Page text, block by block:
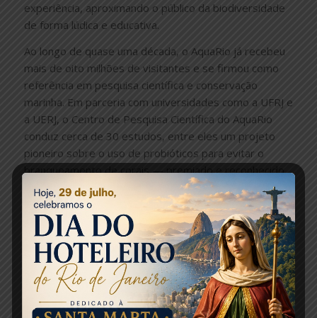
experiência, aproximando o público da biodiversidade
de forma lúdica e educativa.
Ao longo de quase uma década, o AquaRio já recebeu
mais de oito milhões de visitantes e se firmou como
referência em pesquisa científica e conservação
marinha. Em parceria com universidades como a UFRJ e
a UERJ, o Centro de Pesquisa Científica do AquaRio
conduz cerca de 30 estudos, entre eles um projeto
pioneiro sobre o uso de probióticos para evitar o
branqueamento de corais — premiado e reconhecido
internacionalmente.
O aquário é também a única instituição do mundo a
reproduzir a raia-borboleta (Gymnura altavela),
espécie nativa e ameaçada, além de desenvolver
programas de reprodução de tubarões e cavalos-
marinhos. Certificado pela Associação de Zoológicos e
Aquários do Brasil (AZAB), em parceria com a Wild
Welfare Worldwide, o AquaRio é reconhecido por suas